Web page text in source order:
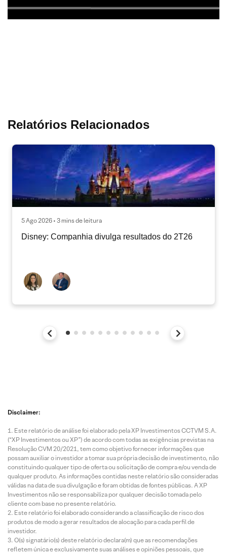
Relatórios Relacionados
5 Ago 2026 • 3 mins de leitura
Disney: Companhia divulga resultados do 2T26
Disclaimer:
Este relatório de análise foi elaborado pela XP Investimentos CCTVM S.A.
(“XP Investimentos ou XP”) de acordo com todas as exigências previstas na
Resolução CVM 20/2021, tem como objetivo fornecer informações que
possam auxiliar o investidor a tomar sua própria decisão de investimento, não
constituindo qualquer tipo de oferta ou solicitação de compra e/ou venda de
qualquer produto. As informações contidas neste relatório são consideradas
válidas na data de sua divulgação e foram obtidas de fontes públicas. A XP
Investimentos não se responsabiliza por qualquer decisão tomada pelo
cliente com base no presente relatório.
Este relatório foi elaborado considerando a classificação de risco dos
produtos de modo a gerar resultados de alocação para cada perfil de
investidor.
O(s) signatário(s) deste relatório declara(m) que as recomendações
refletem única e exclusivamente suas análises e opiniões pessoais, que